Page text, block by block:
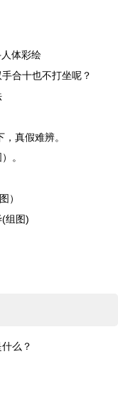
体彩绘
合十也不打坐呢？
真假难辨。
。
）
组图)
么？